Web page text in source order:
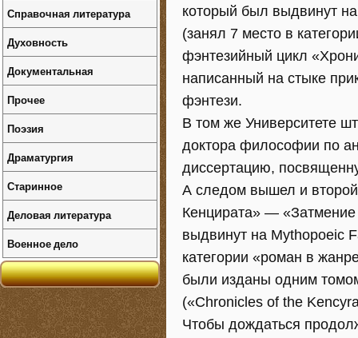
который был выдвинут
(занял 7 место в
фэнтезийный цикл
написанный на стыке
фэнтези.
В том же Университете
доктора философии по
диссертацию,
А следом вышел и
Кенцирата» —
выдвинут на Mythopoeic
категории «роман в
были изданы одним
(«Chronicles of the
Чтобы дождаться
Справочная литература
Духовность
Документальная
Прочее
Поэзия
Драматургия
Старинное
Деловая литература
Военное дело